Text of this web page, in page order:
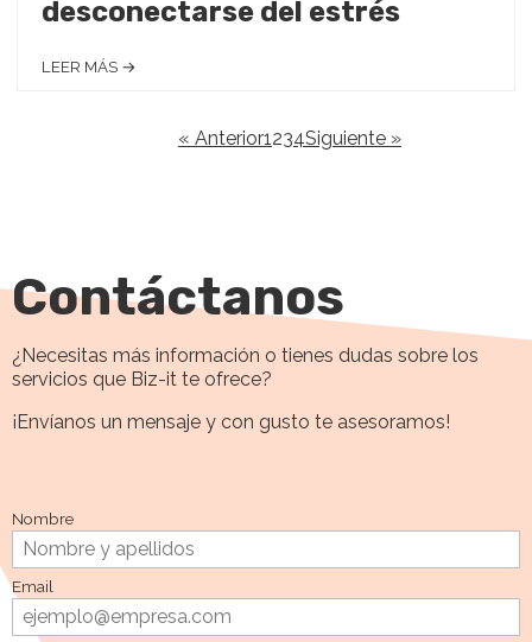
desconectarse del estrés
LEER MÁS →
« Anterior1 234Siguiente »
Contáctanos
¿Necesitas más información o tienes dudas sobre los
servicios que Biz-it te ofrece?
¡Envíanos un mensaje y con gusto te asesoramos!
Nombre
Email